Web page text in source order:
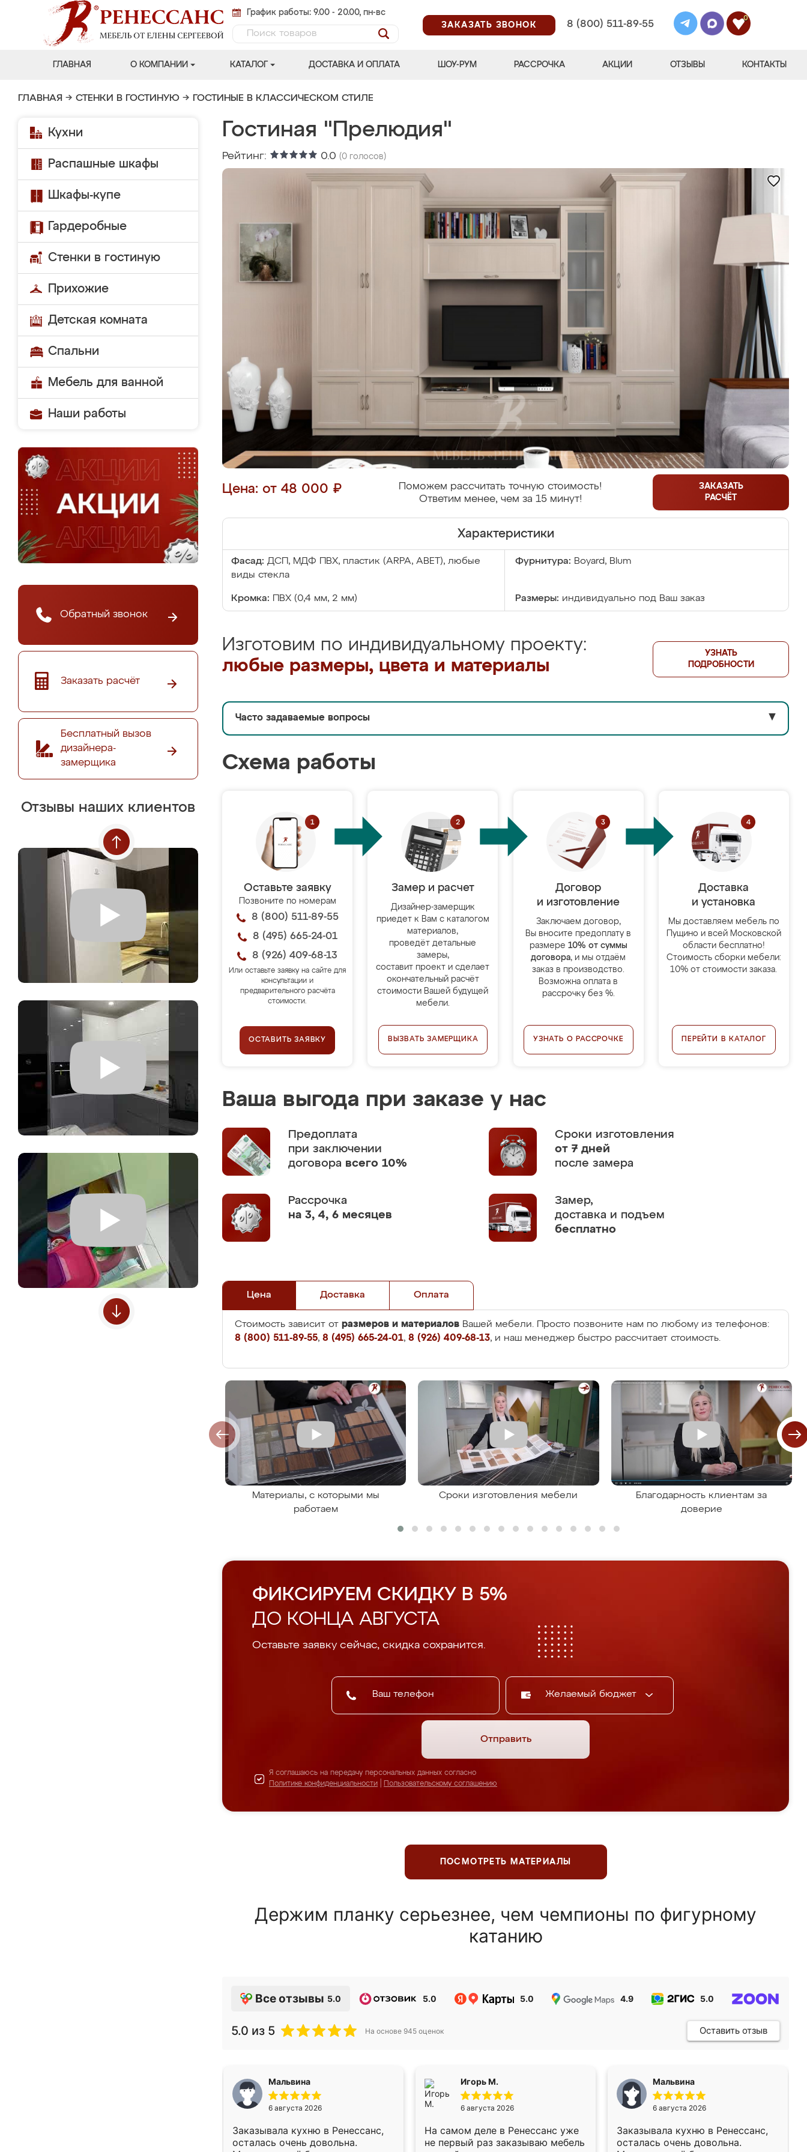
График работы: 9.00 - 20.00, пн-вс
ЗАКАЗАТЬ ЗВОНОК
8 (800) 511-89-55
0
ГЛАВНАЯ О КОМПАНИИ КАТАЛОГ ДОСТАВКА И ОПЛАТА ШОУ-РУМ РАССРОЧКА АКЦИИ ОТЗЫВЫ КОНТАКТЫ
ГЛАВНАЯ → СТЕНКИ В ГОСТИНУЮ → ГОСТИНЫЕ В КЛАССИЧЕСКОМ СТИЛЕ
Кухни
Распашные шкафы
Шкафы-купе
Гардеробные
Стенки в гостиную
Прихожие
Детская комната
Спальни
Мебель для ванной
Наши работы
Обратный звонок
Заказать расчёт
Бесплатный вызов
дизайнера-
замерщика
Отзывы наших клиентов
Гостиная "Прелюдия"
Рейтинг: 0.0 (0 голосов)
Цена: от 48 000 ₽
Поможем рассчитать точную стоимость!
Ответим менее, чем за 15 минут!
ЗАКАЗАТЬ
РАСЧЁТ
Характеристики
Фасад: ДСП, МДФ ПВХ, пластик (ARPA, ABET), любые
виды стекла
Фурнитура: Boyard, Blum
Кромка: ПВХ (0,4 мм, 2 мм) Размеры: индивидуально под Ваш заказ
Изготовим по индивидуальному проекту:
любые размеры, цвета и материалы
УЗНАТЬ
ПОДРОБНОСТИ
Часто задаваемые вопросы ▼
Схема работы
Оставьте заявку
Позвоните по номерам
8 (800) 511-89-55
8 (495) 665-24-01
8 (926) 409-68-13
Или оставьте заявку на сайте для
консультации и
предварительного расчёта
стоимости.
ОСТАВИТЬ ЗАЯВКУ
Замер и расчет
Дизайнер-замерщик
приедет к Вам с каталогом
материалов,
проведёт детальные
замеры,
составит проект и сделает
окончательный расчёт
стоимости Вашей будущей
мебели.
ВЫЗВАТЬ ЗАМЕРЩИКА
Договор
и изготовление
Заключаем договор,
Вы вносите предоплату в
размере 10% от суммы
договора, и мы отдаём
заказ в производство.
Возможна оплата в
рассрочку без %.
УЗНАТЬ О РАССРОЧКЕ
Доставка
и установка
Мы доставляем мебель по
Пущино и всей Московской
области бесплатно!
Стоимость сборки мебели:
10% от стоимости заказа.
ПЕРЕЙТИ В КАТАЛОГ
Ваша выгода при заказе у нас
Предоплата
при заключении
договора всего 10%
Сроки изготовления
от 7 дней
после замера
Рассрочка
на 3, 4, 6 месяцев
Замер,
доставка и подъем
бесплатно
Цена Доставка Оплата
Стоимость зависит от размеров и материалов Вашей мебели. Просто позвоните нам по любому из телефонов:
8 (800) 511-89-55, 8 (495) 665-24-01, 8 (926) 409-68-13, и наш менеджер быстро рассчитает стоимость.
Материалы, с которыми мы
работаем
Сроки изготовления мебели
Благодарность клиентам за
доверие
ФИКСИРУЕМ СКИДКУ В 5%
ДО КОНЦА АВГУСТА
Оставьте заявку сейчас, скидка сохранится.
Желаемый бюджет
Отправить
Я соглашаюсь на передачу персональных данных согласно
Политике конфиденциальности
Пользовательскому соглашению
ПОСМОТРЕТЬ МАТЕРИАЛЫ
Держим планку серьезнее, чем чемпионы по фигурному
катанию
Все отзывы 5.0 5.0 5.0 4.9 5.0
5.0 из 5 На основе 945 оценок Оставить отзыв
Мальвина
6 августа 2026
Заказывала кухню в Ренессанс,
осталась очень довольна.
Игорь М.
6 августа 2026
На самом деле в Ренессанс уже
не первый раз заказываю мебель
Мальвина
6 августа 2026
Заказывала кухню в Ренессанс,
осталась очень довольна.